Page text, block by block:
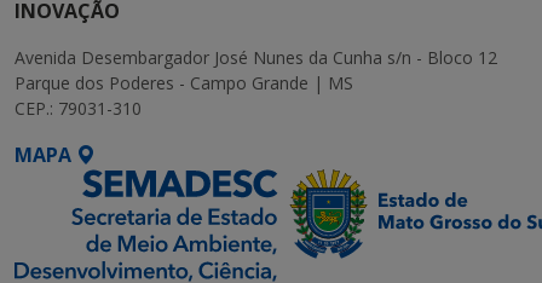
INOVAÇÃO
Avenida Desembargador José Nunes da Cunha s/n - Bloco 12
Parque dos Poderes - Campo Grande | MS
CEP.: 79031-310
MAPA